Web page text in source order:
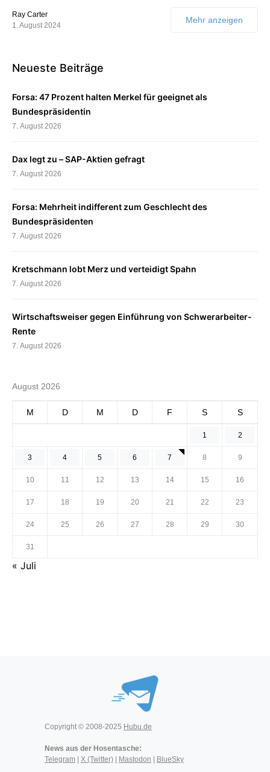
Ray Carter
1. August 2024
Mehr anzeigen
Neueste Beiträge
Forsa: 47 Prozent halten Merkel für geeignet als
Bundespräsidentin
7. August 2026
Dax legt zu – SAP-Aktien gefragt
7. August 2026
Forsa: Mehrheit indifferent zum Geschlecht des
Bundespräsidenten
7. August 2026
Kretschmann lobt Merz und verteidigt Spahn
7. August 2026
Wirtschaftsweiser gegen Einführung von Schwerarbeiter-
Rente
7. August 2026
August 2026
M D M D F S S
1 2
3 4 5 6 7 8 9
10 11 12 13 14 15 16
17 18 19 20 21 22 23
24 25 26 27 28 29 30
31
« Juli
Copyright © 2008-2025 Hubu.de
News aus der Hosentasche:
Telegram
X (Twitter) Mastodon BlueSky